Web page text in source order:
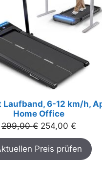
Laufband, 6-12 km/h,
Home Office
299,00€ Ursprünglicher
Preis
war:
299,00 €
254,00 €
Preis
ist:
254,00
Preis prüfen